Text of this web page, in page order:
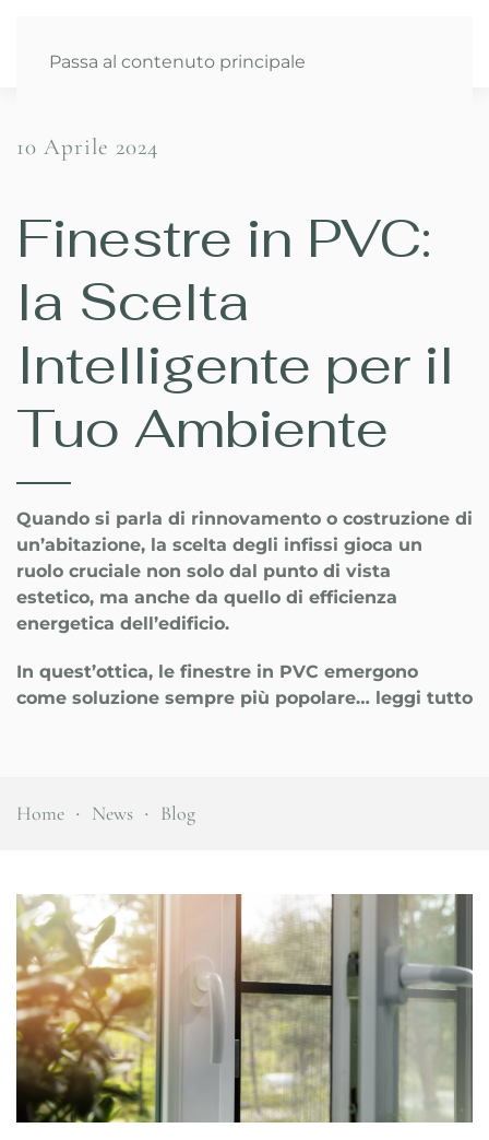
Passa al contenuto principale
10 Aprile 2024
Finestre in PVC:
la Scelta
Intelligente per il
Tuo Ambiente
Quando si parla di rinnovamento o costruzione di
un’abitazione, la scelta degli infissi gioca un
ruolo cruciale non solo dal punto di vista
estetico, ma anche da quello di efficienza
energetica dell’edificio.
In quest’ottica, le finestre in PVC emergono
come soluzione sempre più popolare… leggi tutto
Home News Blog